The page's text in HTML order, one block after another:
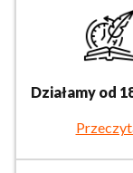
Działamy od